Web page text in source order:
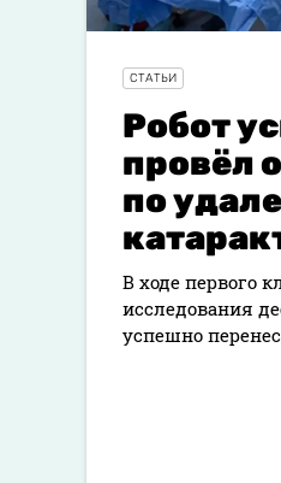
СТАТЬИ
Робот
провёл
по
В ходе первого
исследования
успешно